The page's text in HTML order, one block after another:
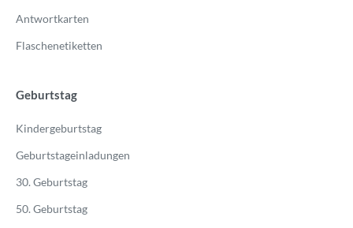
Antwortkarten
Flaschenetiketten
Geburtstag
Kindergeburtstag
Geburtstageinladungen
30. Geburtstag
50. Geburtstag